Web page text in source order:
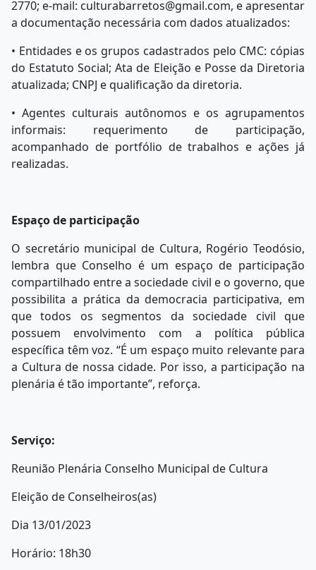
2770; e-mail: culturabarretos@gmail.com, e apresentar
a documentação necessária com dados atualizados:
• Entidades e os grupos cadastrados pelo CMC: cópias
do Estatuto Social; Ata de Eleição e Posse da Diretoria
atualizada; CNPJ e qualificação da diretoria.
• Agentes culturais autônomos e os agrupamentos
informais: requerimento de participação,
acompanhado de portfólio de trabalhos e ações já
realizadas.
Espaço de participação
O secretário municipal de Cultura, Rogério Teodósio,
lembra que Conselho é um espaço de participação
compartilhado entre a sociedade civil e o governo, que
possibilita a prática da democracia participativa, em
que todos os segmentos da sociedade civil que
possuem envolvimento com a política pública
específica têm voz. “É um espaço muito relevante para
a Cultura de nossa cidade. Por isso, a participação na
plenária é tão importante”, reforça.
Serviço:
Reunião Plenária Conselho Municipal de Cultura
Eleição de Conselheiros(as)
Dia 13/01/2023
Horário: 18h30